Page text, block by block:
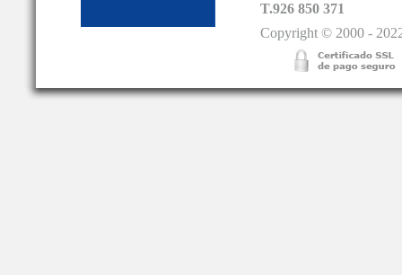
T.926 850 371
Copyright © 2000 -